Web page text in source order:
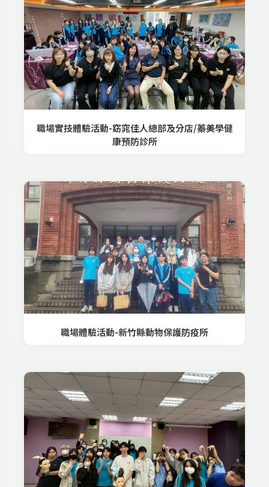
職場實技體驗活動-窈窕佳人總部及分店/蓁美學健
康預防診所
職場體驗活動-新竹縣動物保護防疫所